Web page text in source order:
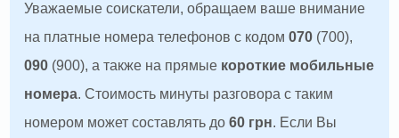
Уважаемые соискатели, обращаем ваше внимание
на платные номера телефонов с кодом070 (700),
090 (900), а также на прямые короткие мобильные
номера. Стоимость минуты разговора с таким
номером может составлять до60 грн. Если Вы